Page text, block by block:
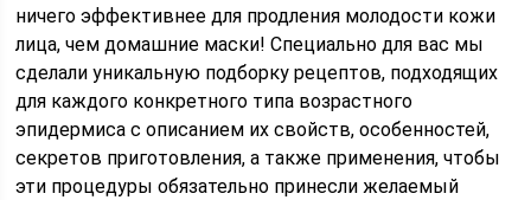
ничего эффективнее для продления молодости кожи
лица, чем домашние маски! Специально для вас мы
сделали уникальную подборку рецептов, подходящих
для каждого конкретного типа возрастного
эпидермиса с описанием их свойств, особенностей,
секретов приготовления, а также применения, чтобы
эти процедуры обязательно принесли желаемый